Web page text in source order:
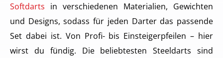
Softdarts in verschiedenen Materialien, Gewichten
und Designs, sodass für jeden Darter das passende
Set dabei ist. Von Profi- bis Einsteigerpfeilen – hier
wirst du fündig. Die beliebtesten Steeldarts sind